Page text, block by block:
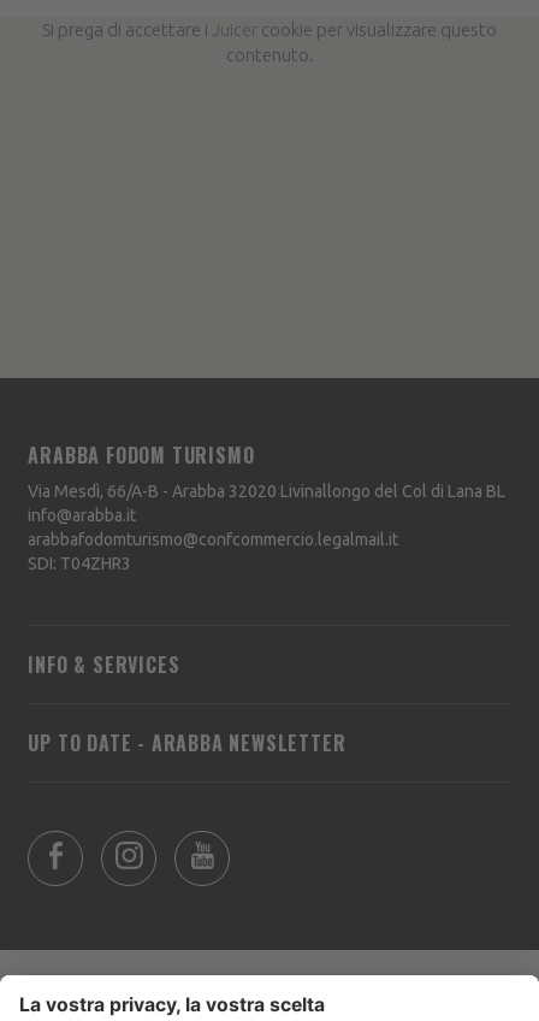
Si prega di accettare i Juicer cookie per visualizzare questo
contenuto.
UP TO DATE - ARABBA NEWSLETTER
ARABBA FODOM TURISMO
Via Mesdì, 66/A-B - Arabba 32020 Livinallongo del Col di Lana BL
info@arabba.it
arabbafodomturismo@confcommercio.legalmail.it
SDI: T04ZHR3
INFO & SERVICES